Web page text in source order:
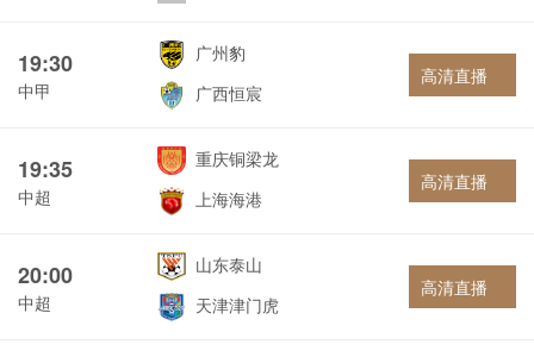
19:30
中甲
广州豹
广西恒宸
高清直播
19:35
中超
重庆铜梁龙
上海海港
高清直播
20:00
中超
山东泰山
天津津门虎
高清直播